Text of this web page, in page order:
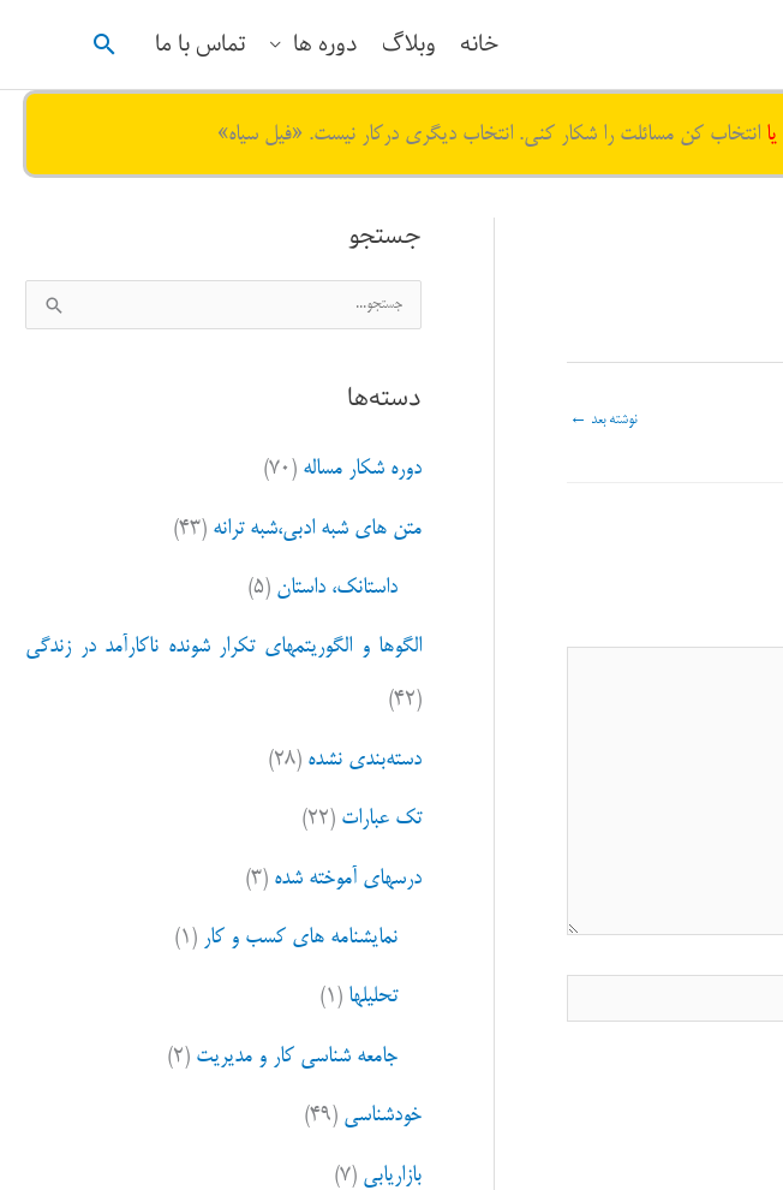
خانه وبلاگ دوره ها تماس با ما جستجو
یا انتخاب کن مسائلت را شکار کنی. انتخاب دیگری درکار نیست. «فیل سیاه»
نوشته بعد ←
جستجو
س
ج
ب
دسته‌ها
دوره شکار مساله (۷۰)
متن های شبه ادبی،شبه ترانه (۴۳)
داستانک، داستان (۵)
الگوها و الگوریتمهای تکرار شونده ناکارآمد در زندگی
(۴۲)
دسته‌بندی نشده (۲۸)
تک عبارات (۲۲)
درسهای آموخته شده (۳)
نمایشنامه های کسب و کار (۱)
تحلیلها (۱)
جامعه شناسی کار و مدیریت (۲)
خودشناسی (۴۹)
بازاریابی (۷)